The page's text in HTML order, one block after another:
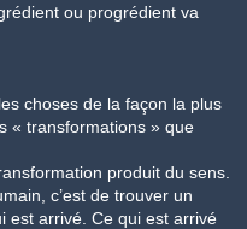
ou progrédient va
choses de la façon la plus
« transformations » que
produit du sens.
c’est de trouver un
est arrivé. Ce qui est arrivé